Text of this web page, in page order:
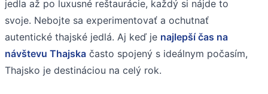
jedla až po luxusné reštaurácie, každý si nájde to
svoje. Nebojte sa experimentovať a ochutnať
autentické thajské jedlá. Aj keď je najlepší čas na
návštevu Thajska často spojený s ideálnym počasím,
Thajsko je destináciou na celý rok.